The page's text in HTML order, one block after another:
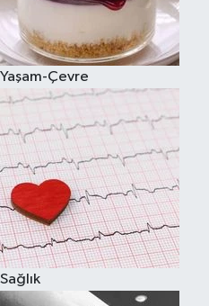
Yaşam-Çevre
Sağlık
Burç Yorumları
Çocuk
Eğitim
Hava Durumu
Kadın